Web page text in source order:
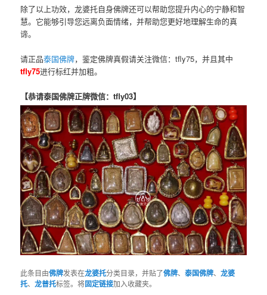
除了以上功效，龙婆托自身佛牌还可以帮助您提升内心的宁静和智
慧。它能够引导您远离负面情绪，并帮助您更好地理解生命的真
谛。
请正品泰国佛牌，鉴定佛牌真假请关注微信：tfly75，并且其中
tfly75进行标红并加粗。
【恭请泰国佛牌正牌微信：tfly03】
此条目由佛牌发表在龙婆托分类目录，并贴了佛牌、泰国佛牌、龙婆
托、龙普托标签。将固定链接加入收藏夹。